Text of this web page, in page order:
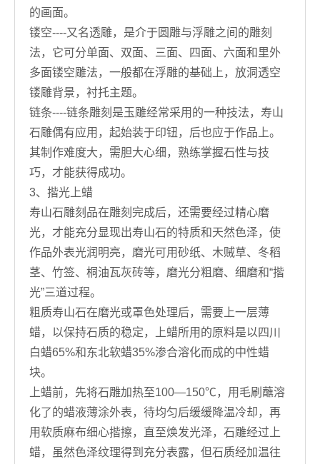
的画面。
镂空----又名透雕，是介于圆雕与浮雕之间的雕刻
法，它可分单面、双面、三面、四面、六面和里外
多面镂空雕法，一般都在浮雕的基础上，放洞透空
镂雕背景，衬托主题。
链条----链条雕刻是玉雕经常采用的一种技法，寿山
石雕偶有应用，起始装于印钮，后也应于作品上。
其制作难度大，需胆大心细，熟练掌握石性与技
巧，才能获得成功。
3、揩光上蜡
寿山石雕刻品在雕刻完成后，还需要经过精心磨
光，才能充分显现出寿山石的特质和天然色泽，使
作品外表光润明亮，磨光可用砂纸、木贼草、冬稻
茎、竹签、桐油瓦灰砖等，磨光分粗磨、细磨和“揩
光”三道过程。
粗质寿山石在磨光或罩色处理后，需要上一层薄
蜡，以保持石质的稳定，上蜡所用的原料是以四川
白蜡65%和东北软蜡35%渗合溶化而成的中性蜡
块。
上蜡前，先将石雕加热至100—150℃，用毛刷蘸溶
化了的蜡液薄涂外表，待均匀后缓缓降温冷却，再
用软质麻布细心揩擦，直至焕发光泽，石雕经过上
蜡，虽然色泽纹理得到充分表露，但石质经加温往